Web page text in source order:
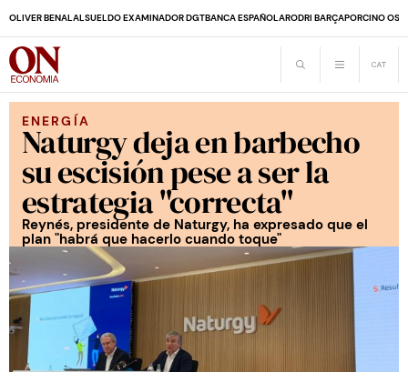
OLIVER BENALALSUELDO EXAMINADOR DGTBANCA ESPAÑOLARODRI BARÇAPORCINO
ENERGÍA
Naturgy deja en barbecho
su escisión pese a ser la
estrategia "correcta"
Reynés, presidente de Naturgy, ha expresado que el
plan "habrá que hacerlo cuando toque"